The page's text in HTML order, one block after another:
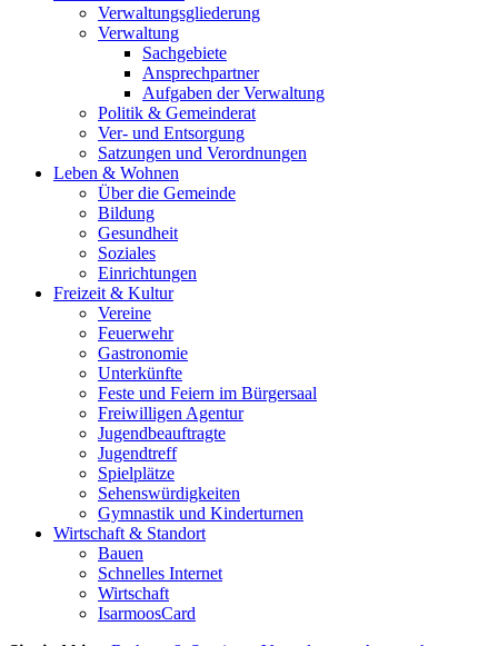
Verwaltungsgliederung
Verwaltung
Sachgebiete
Ansprechpartner
Aufgaben der Verwaltung
Politik & Gemeinderat
Ver- und Entsorgung
Satzungen und Verordnungen
Leben & Wohnen
Über die Gemeinde
Bildung
Gesundheit
Soziales
Einrichtungen
Freizeit & Kultur
Vereine
Feuerwehr
Gastronomie
Unterkünfte
Feste und Feiern im Bürgersaal
Freiwilligen Agentur
Jugendbeauftragte
Jugendtreff
Spielplätze
Sehenswürdigkeiten
Gymnastik und Kinderturnen
Wirtschaft & Standort
Bauen
Schnelles Internet
Wirtschaft
IsarmoosCard